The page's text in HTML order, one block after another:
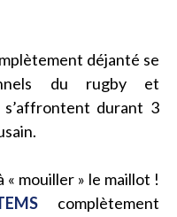
déjanté se
du rugby et
s’affrontent durant 3
« mouiller » le maillot !
complètement